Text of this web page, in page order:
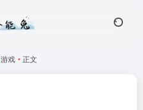
游戏 • 正文